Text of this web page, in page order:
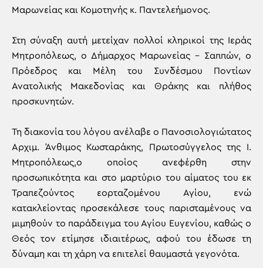
Μαρωνείας και Κομοτηνής κ. Παντελεήμονος.
Στη σύναξη αυτή μετείχαν πολλοί κληρικοί της Ιεράς
Μητροπόλεως, ο Δήμαρχος Μαρωνείας – Σαππών, ο
Πρόεδρος και Μέλη του Συνδέσμου Ποντίων
Ανατολικής Μακεδονίας και Θράκης και πλήθος
προσκυνητών.
Τη διακονία του λόγου ανέλαβε ο Πανοσιολογιώτατος
Αρχιμ. Άνθιμος Κωσταράκης, Πρωτοσύγγελος της Ι.
Μητροπόλεως,ο οποίος ανεφέρθη στην
προσωπικότητα και στο μαρτύριο του αίματος του εκ
Τραπεζούντος εορταζομένου Αγίου, ενώ
κατακλείοντας προσεκάλεσε τους παρισταμένους να
μιμηθούν το παράδειγμα του Αγίου Ευγενίου, καθώς ο
Θεός τον ετίμησε ιδιαιτέρως, αφού του έδωσε τη
δύναμη και τη χάρη να επιτελεί θαυμαστά γεγονότα.